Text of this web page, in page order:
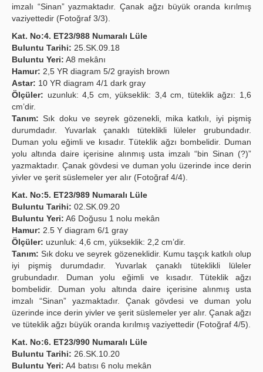
imzalı “Sinan” yazmaktadır. Çanak ağzı büyük oranda kırılmış
vaziyettedir (Fotoğraf 3/3).
Kat. No:4. ET23/988 Numaralı Lüle
Buluntu Tarihi: 25.SK.09.18
Buluntu Yeri: A8 mekânı
Hamur: 2,5 YR diagram 5/2 grayish brown
Astar: 10 YR diagram 4/1 dark gray
Ölçüler: uzunluk: 4,5 cm, yükseklik: 3,4 cm, tüteklik ağzı: 1,6
cm’dir.
Tanım: Sık doku ve seyrek gözenekli, mika katkılı, iyi pişmiş
durumdadır. Yuvarlak çanaklı tüteklikli lüleler grubundadır.
Duman yolu eğimli ve kısadır. Tüteklik ağzı bombelidir. Duman
yolu altında daire içerisine alınmış usta imzalı “bin Sinan (?)”
yazmaktadır. Çanak gövdesi ve duman yolu üzerinde ince derin
yivler ve şerit süslemeler yer alır (Fotoğraf 4/4).
Kat. No:5. ET23/989 Numaralı Lüle
Buluntu Tarihi: 02.SK.09.20
Buluntu Yeri: A6 Doğusu 1 nolu mekân
Hamur: 2.5 Y diagram 6/1 gray
Ölçüler: uzunluk: 4,6 cm, yükseklik: 2,2 cm’dir.
Tanım: Sık doku ve seyrek gözeneklidir. Kumu taşçık katkılı olup
iyi pişmiş durumdadır. Yuvarlak çanaklı tüteklikli lüleler
grubundadır. Duman yolu eğimli ve kısadır. Tüteklik ağzı
bombelidir. Duman yolu altında daire içerisine alınmış usta
imzalı “Sinan” yazmaktadır. Çanak gövdesi ve duman yolu
üzerinde ince derin yivler ve şerit süslemeler yer alır. Çanak ağzı
ve tüteklik ağzı büyük oranda kırılmış vaziyettedir (Fotoğraf 4/5).
Kat. No:6. ET23/990 Numaralı Lüle
Buluntu Tarihi: 26.SK.10.20
Buluntu Yeri: A4 batısı 6 nolu mekân